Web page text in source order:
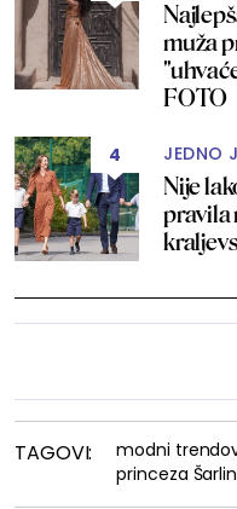
muža
FOTO
4 JEDNO
Nije
pravila
TAGOVI: modni
princeza